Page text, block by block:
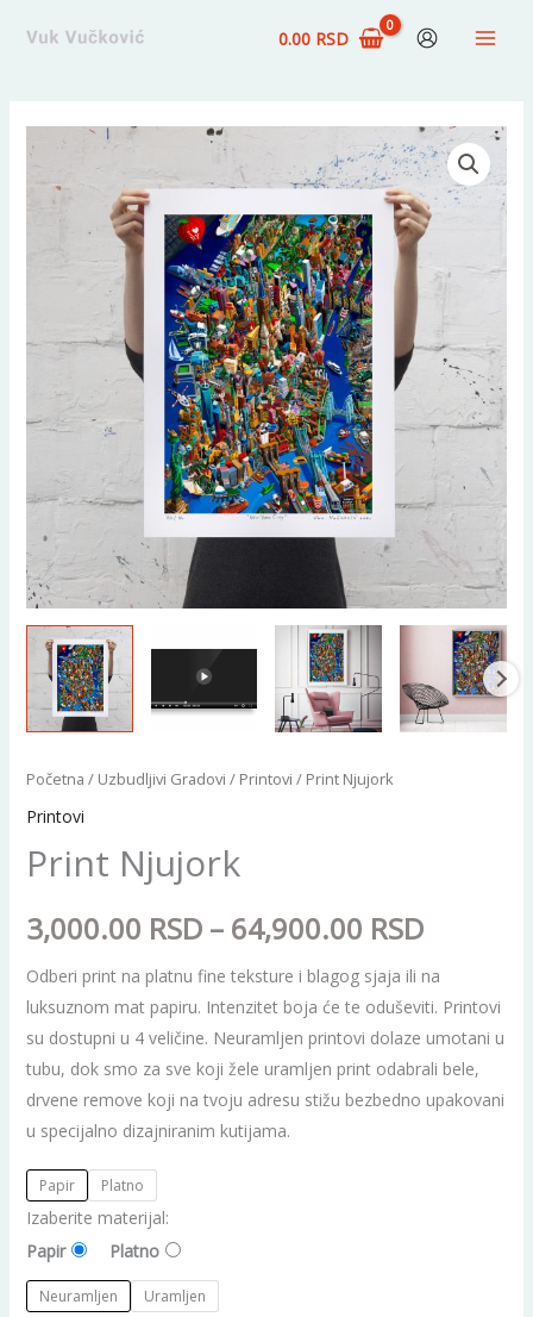
0.00 RSD
Početna / Uzbudljivi Gradovi / Printovi / Print Njujork
Printovi
Print Njujork
3,000.00 RSD – 64,900.00 RSD
do
Odberi print na platnu fine teksture i blagog sjaja ili na
luksuznom mat papiru. Intenzitet boja će te oduševiti. Printovi
su dostupni u 4 veličine. Neuramljen printovi dolaze umotani u
tubu, dok smo za sve koji žele uramljen print odabrali bele,
drvene remove koji na tvoju adresu stižu bezbedno upakovani
u specijalno dizajniranim kutijama.
Papir Platno
Izaberite materijal:
Papir
Platno
Neuramljen Uramljen
Print
Njujork